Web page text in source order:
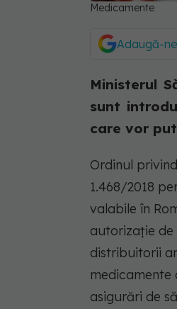
Medicamente
Adaugă-
Ministerul
sunt
care vor
Ordinul
1.468/2018
valabile în
autorizație
distribuitorii
asigurări de